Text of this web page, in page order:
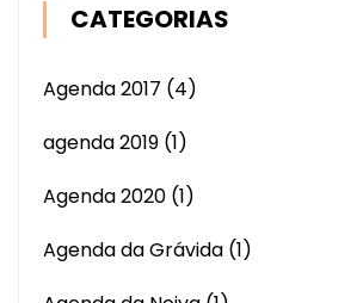
CATEGORIAS
Agenda 2017 (4)
agenda 2019 (1)
Agenda 2020 (1)
Agenda da Grávida (1)